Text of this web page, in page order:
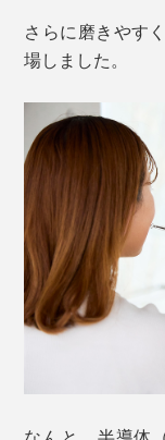
さらに磨きやす
場しました。